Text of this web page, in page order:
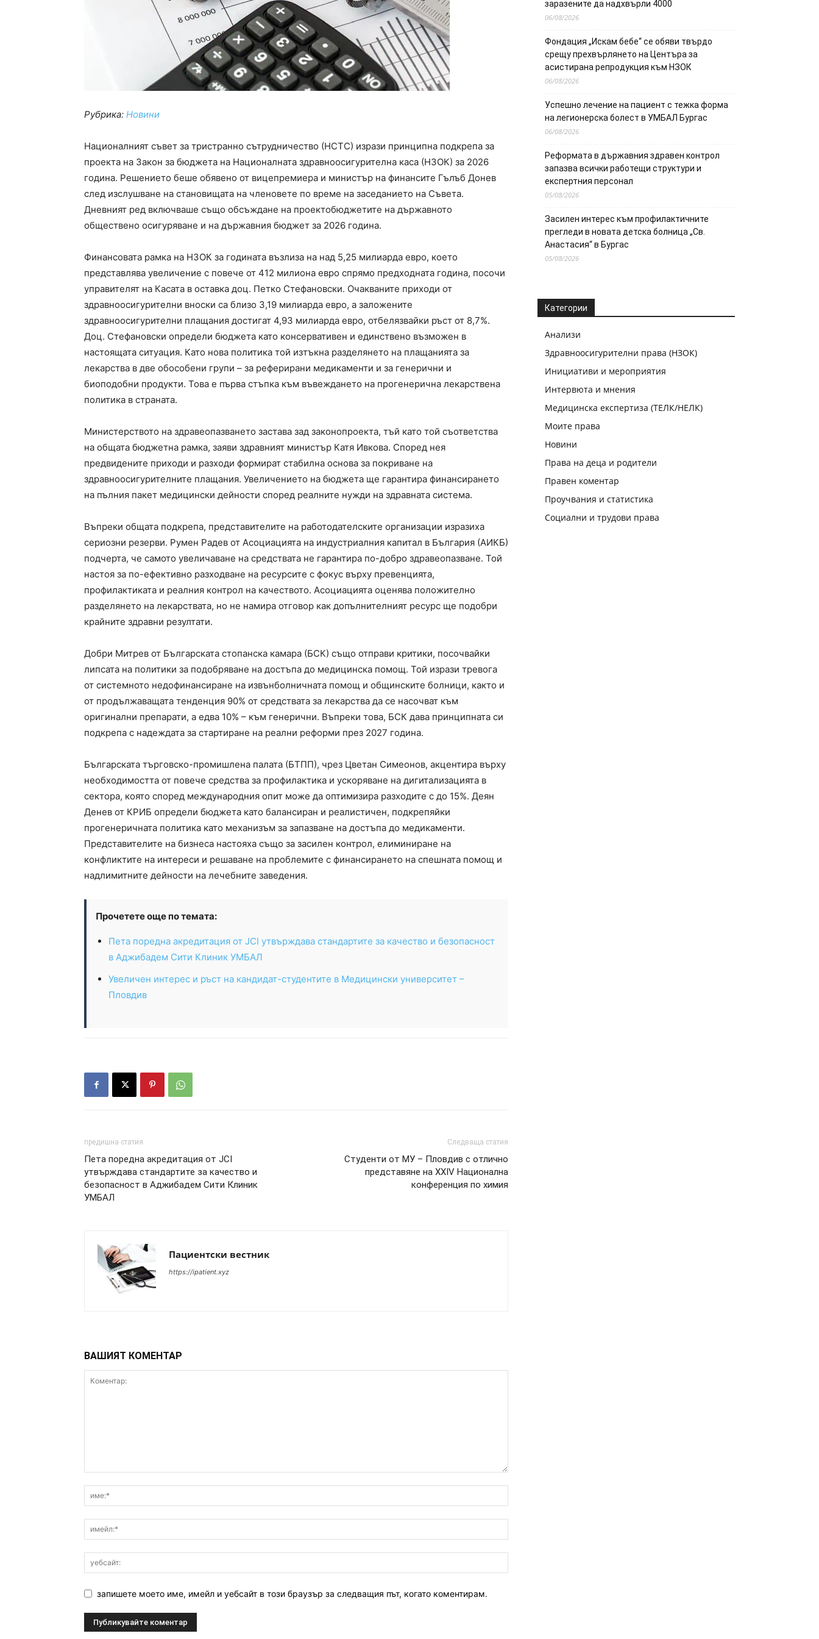
Рубрика: Новини
Националният съвет за тристранно сътрудничество (НСТС) изрази принципна подкрепа за
проекта на Закон за бюджета на Националната здравноосигурителна каса (НЗОК) за 2026
година. Решението беше обявено от вицепремиера и министър на финансите Гълъб Донев
след изслушване на становищата на членовете по време на заседанието на Съвета.
Дневният ред включваше също обсъждане на проектобюджетите на държавното
обществено осигуряване и на държавния бюджет за 2026 година.
Финансовата рамка на НЗОК за годината възлиза на над 5,25 милиарда евро, което
представлява увеличение с повече от 412 милиона евро спрямо предходната година, посочи
управителят на Касата в оставка доц. Петко Стефановски. Очакваните приходи от
здравноосигурителни вноски са близо 3,19 милиарда евро, а заложените
здравноосигурителни плащания достигат 4,93 милиарда евро, отбелязвайки ръст от 8,7%.
Доц. Стефановски определи бюджета като консервативен и единствено възможен в
настоящата ситуация. Като нова политика той изтъкна разделянето на плащанията за
лекарства в две обособени групи – за реферирани медикаменти и за генерични и
биоподобни продукти. Това е първа стъпка към въвеждането на прогенерична лекарствена
политика в страната.
Министерството на здравеопазването застава зад законопроекта, тъй като той съответства
на общата бюджетна рамка, заяви здравният министър Катя Ивкова. Според нея
предвидените приходи и разходи формират стабилна основа за покриване на
здравноосигурителните плащания. Увеличението на бюджета ще гарантира финансирането
на пълния пакет медицински дейности според реалните нужди на здравната система.
Въпреки общата подкрепа, представителите на работодателските организации изразиха
сериозни резерви. Румен Радев от Асоциацията на индустриалния капитал в България (АИКБ)
подчерта, че самото увеличаване на средствата не гарантира по-добро здравеопазване. Той
настоя за по-ефективно разходване на ресурсите с фокус върху превенцията,
профилактиката и реалния контрол на качеството. Асоциацията оценява положително
разделянето на лекарствата, но не намира отговор как допълнителният ресурс ще подобри
крайните здравни резултати.
Добри Митрев от Българската стопанска камара (БСК) също отправи критики, посочвайки
липсата на политики за подобряване на достъпа до медицинска помощ. Той изрази тревога
от системното недофинансиране на извънболничната помощ и общинските болници, както и
от продължаващата тенденция 90% от средствата за лекарства да се насочват към
оригинални препарати, а едва 10% – към генерични. Въпреки това, БСК дава принципната си
подкрепа с надеждата за стартиране на реални реформи през 2027 година.
Българската търговско-промишлена палата (БТПП), чрез Цветан Симеонов, акцентира върху
необходимостта от повече средства за профилактика и ускоряване на дигитализацията в
сектора, която според международния опит може да оптимизира разходите с до 15%. Деян
Денев от КРИБ определи бюджета като балансиран и реалистичен, подкрепяйки
прогенеричната политика като механизъм за запазване на достъпа до медикаменти.
Представителите на бизнеса настояха също за засилен контрол, елиминиране на
конфликтите на интереси и решаване на проблемите с финансирането на спешната помощ и
надлимитните дейности на лечебните заведения.
Прочетете още по темата:
Пета поредна акредитация от JCI утвърждава стандартите за качество и безопасност
в Аджибадем Сити Клиник УМБАЛ
Увеличен интерес и ръст на кандидат-студентите в Медицински университет –
Пловдив
предишна статия
Пета поредна акредитация от JCI
утвърждава стандартите за качество и
безопасност в Аджибадем Сити Клиник
УМБАЛ
Следваща статия
Студенти от МУ – Пловдив с отлично
представяне на XXIV Национална
конференция по химия
Пациентски вестник
https://ipatient.xyz
ВАШИЯТ КОМЕНТАР
запишете моето име, имейл и уебсайт в този браузър за следващия път, когато коментирам.
заразените да надхвърли 4000
06/08/2026
Фондация „Искам бебе“ се обяви твърдо
срещу прехвърлянето на Центъра за
асистирана репродукция към НЗОК
06/08/2026
Успешно лечение на пациент с тежка форма
на легионерска болест в УМБАЛ Бургас
06/08/2026
Реформата в държавния здравен контрол
запазва всички работещи структури и
експертния персонал
05/08/2026
Засилен интерес към профилактичните
прегледи в новата детска болница „Св.
Анастасия“ в Бургас
05/08/2026
Категории
Анализи
Здравноосигурителни права (НЗОК)
Инициативи и мероприятия
Интервюта и мнения
Медицинска експертиза (ТЕЛК/НЕЛК)
Моите права
Новини
Права на деца и родители
Правен коментар
Проучвания и статистика
Социални и трудови права